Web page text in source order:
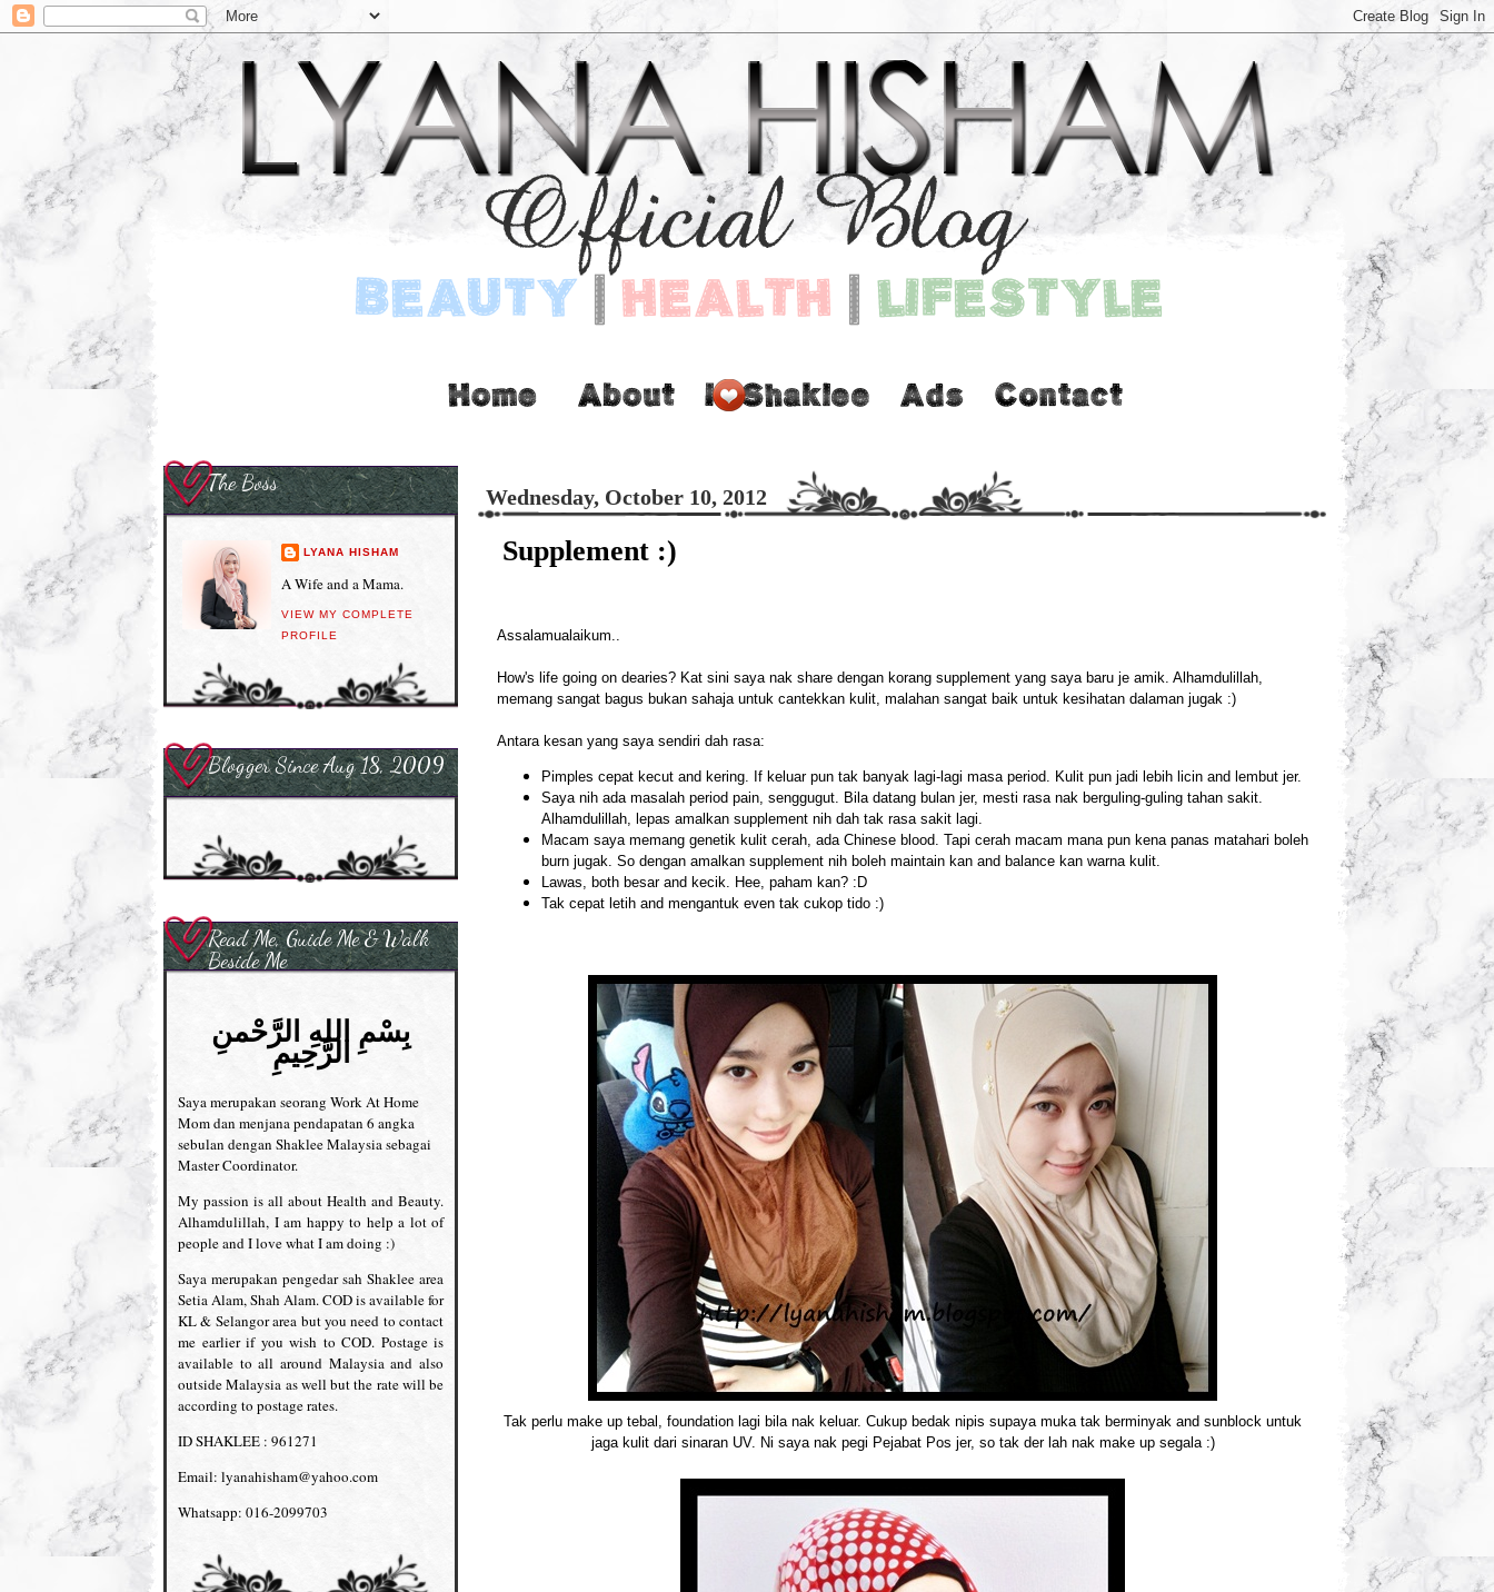
Wednesday, October 10, 2012
Supplement :)
Assalamualaikum..
How's life going on dearies? Kat sini saya nak share dengan korang supplement yang saya baru je amik. Alhamdulillah,
memang sangat bagus bukan sahaja untuk cantekkan kulit, malahan sangat baik untuk kesihatan dalaman jugak :)
Antara kesan yang saya sendiri dah rasa:
Pimples cepat kecut and kering. If keluar pun tak banyak lagi-lagi masa period. Kulit pun jadi lebih licin and lembut jer.
Saya nih ada masalah period pain, senggugut. Bila datang bulan jer, mesti rasa nak berguling-guling tahan sakit.
Alhamdulillah, lepas amalkan supplement nih dah tak rasa sakit lagi.
Macam saya memang genetik kulit cerah, ada Chinese blood. Tapi cerah macam mana pun kena panas matahari boleh
burn jugak. So dengan amalkan supplement nih boleh maintain kan and balance kan warna kulit.
Lawas, both besar and kecik. Hee, paham kan? :D
Tak cepat letih and mengantuk even tak cukop tido :)
Tak perlu make up tebal, foundation lagi bila nak keluar. Cukup bedak nipis supaya muka tak berminyak and sunblock untuk
jaga kulit dari sinaran UV. Ni saya nak pegi Pejabat Pos jer, so tak der lah nak make up segala :)
The Boss
LYANA HISHAM
A Wife and a Mama.
VIEW MY COMPLETE
PROFILE
Blogger Since Aug 18, 2009
Read Me, Guide Me & Walk
Beside Me
بِسْمِ اللهِ الرَّحْمنِ
الرَّحِيمِ
Saya merupakan seorang Work At Home
Mom dan menjana pendapatan 6 angka
sebulan dengan Shaklee Malaysia sebagai
Master Coordinator.
My passion is all about Health and Beauty.
Alhamdulillah, I am happy to help a lot of
people and I love what I am doing :)
Saya merupakan pengedar sah Shaklee area
Setia Alam, Shah Alam. COD is available for
KL & Selangor area but you need to contact
me earlier if you wish to COD. Postage is
available to all around Malaysia and also
outside Malaysia as well but the rate will be
according to postage rates.
ID SHAKLEE : 961271
Email: lyanahisham@yahoo.com
Whatsapp: 016-2099703